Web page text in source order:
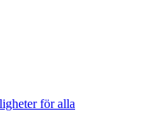
för alla